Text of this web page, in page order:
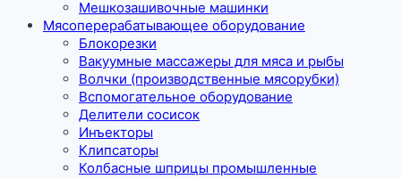
Мешкозашивочные машинки
Мясоперерабатывающее оборудование
Блокорезки
Вакуумные массажеры для мяса и рыбы
Волчки (производственные мясорубки)
Вспомогательное оборудование
Делители сосисок
Инъекторы
Клипсаторы
Колбасные шприцы промышленные